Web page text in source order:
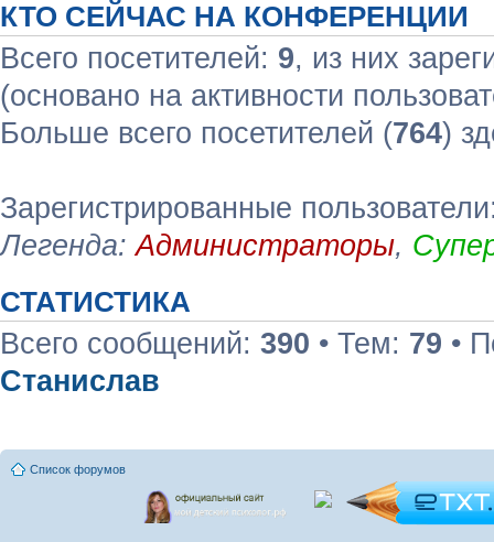
КТО СЕЙЧАС НА КОНФЕРЕНЦИИ
Всего посетителей: 9, из них
(основано на активности
Больше всего посетителей (764)
Зарегистрированные
Легенда:Администраторы,
СТАТИСТИКА
Всего сообщений: 390 • Тем: 79 •
Станислав
Список форумов